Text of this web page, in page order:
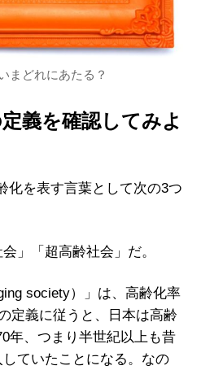
まどれにあたる？
義を確認してみよ
を表す言葉として次の3つ
」「超高齢社会」だ。
society）」は、高齢化率
定義に従うと、日本は高齢
年、つまり半世紀以上も昔
ていたことになる。なの